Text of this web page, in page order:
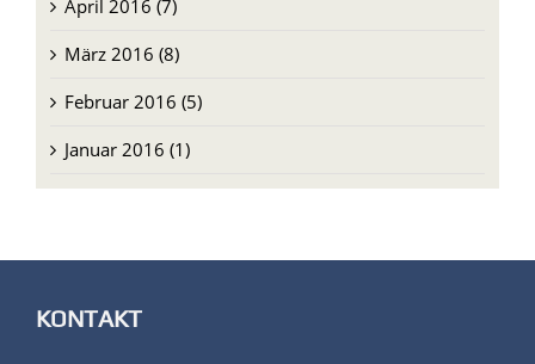
April 2016 (7)
März 2016 (8)
Februar 2016 (5)
Januar 2016 (1)
KONTAKT